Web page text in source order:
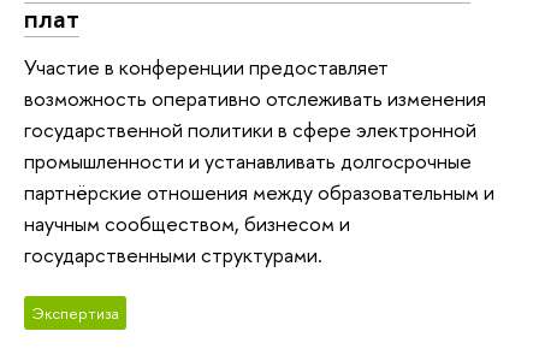
плат
Участие в конференции предоставляет
возможность оперативно отслеживать изменения
государственной политики в сфере электронной
промышленности и устанавливать долгосрочные
партнëрские отношения между образовательным и
научным сообществом, бизнесом и
государственными структурами.
Экспертиза